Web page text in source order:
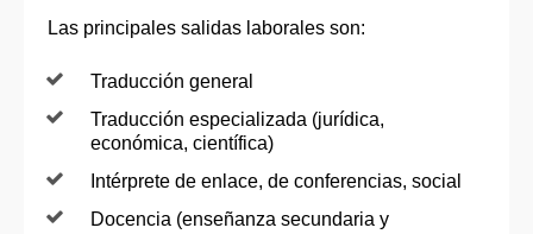
Las principales salidas laborales son:
Traducción general
Traducción especializada (jurídica,
económica, científica)
Intérprete de enlace, de conferencias, social
Docencia (enseñanza secundaria y